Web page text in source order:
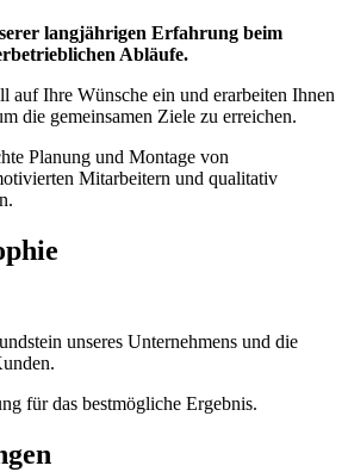
langjährigen Erfahrung beim
Abläufe.
auf Ihre Wünsche ein und erarbeiten Ihnen
die gemeinsamen Ziele zu erreichen.
Planung und Montage von
Mitarbeitern und qualitativ
unseres Unternehmens und die
für das bestmögliche Ergebnis.